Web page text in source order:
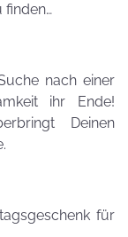
finden…
nach einer
ihr Ende!
Deinen
für